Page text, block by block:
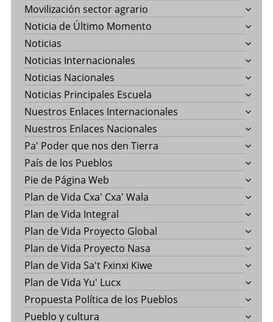
Movilización sector agrario
Noticia de Último Momento
Noticias
Noticias Internacionales
Noticias Nacionales
Noticias Principales Escuela
Nuestros Enlaces Internacionales
Nuestros Enlaces Nacionales
Pa' Poder que nos den Tierra
País de los Pueblos
Pie de Página Web
Plan de Vida Cxa' Cxa' Wala
Plan de Vida Integral
Plan de Vida Proyecto Global
Plan de Vida Proyecto Nasa
Plan de Vida Sa't Fxinxi Kiwe
Plan de Vida Yu' Lucx
Propuesta Política de los Pueblos
Pueblo y cultura